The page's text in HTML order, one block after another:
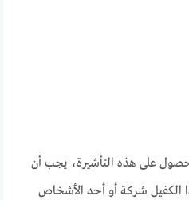
على هذه التأشيرة، يجب أن
الكفيل شركة أو أحد الأشخاص